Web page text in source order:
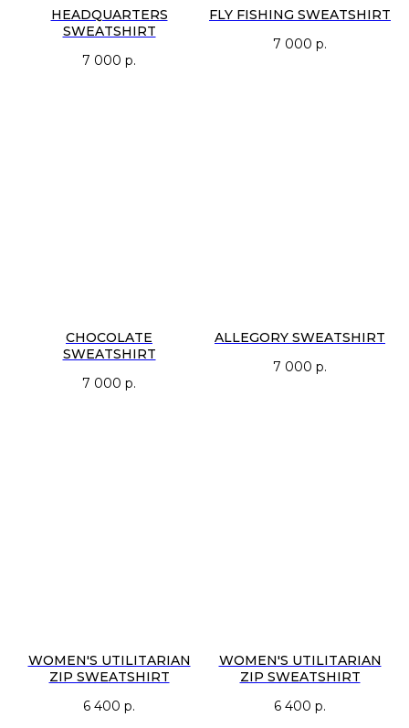
HEADQUARTERS
SWEATSHIRT
7 000 р.
FLY FISHING SWEATSHIRT
7 000 р.
CHOCOLATE
SWEATSHIRT
7 000 р.
ALLEGORY SWEATSHIRT
7 000 р.
WOMEN'S UTILITARIAN
ZIP SWEATSHIRT
6 400 р.
WOMEN'S UTILITARIAN
ZIP SWEATSHIRT
6 400 р.